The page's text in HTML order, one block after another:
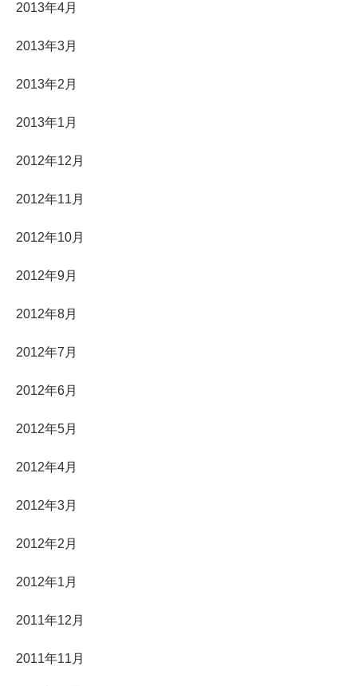
2013年4月
2013年3月
2013年2月
2013年1月
2012年12月
2012年11月
2012年10月
2012年9月
2012年8月
2012年7月
2012年6月
2012年5月
2012年4月
2012年3月
2012年2月
2012年1月
2011年12月
2011年11月